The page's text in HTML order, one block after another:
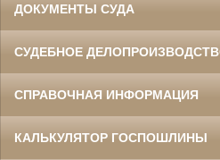
ДОКУМЕНТЫ СУДА
СУДЕБНОЕ
СПРАВОЧНАЯ ИНФОРМАЦИЯ
КАЛЬКУЛЯТОР ГОСПОШЛИНЫ